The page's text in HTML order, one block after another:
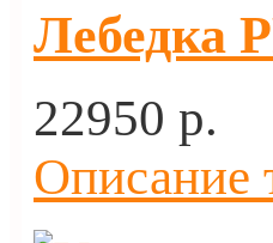
Лебедка
22950 p.
Описание